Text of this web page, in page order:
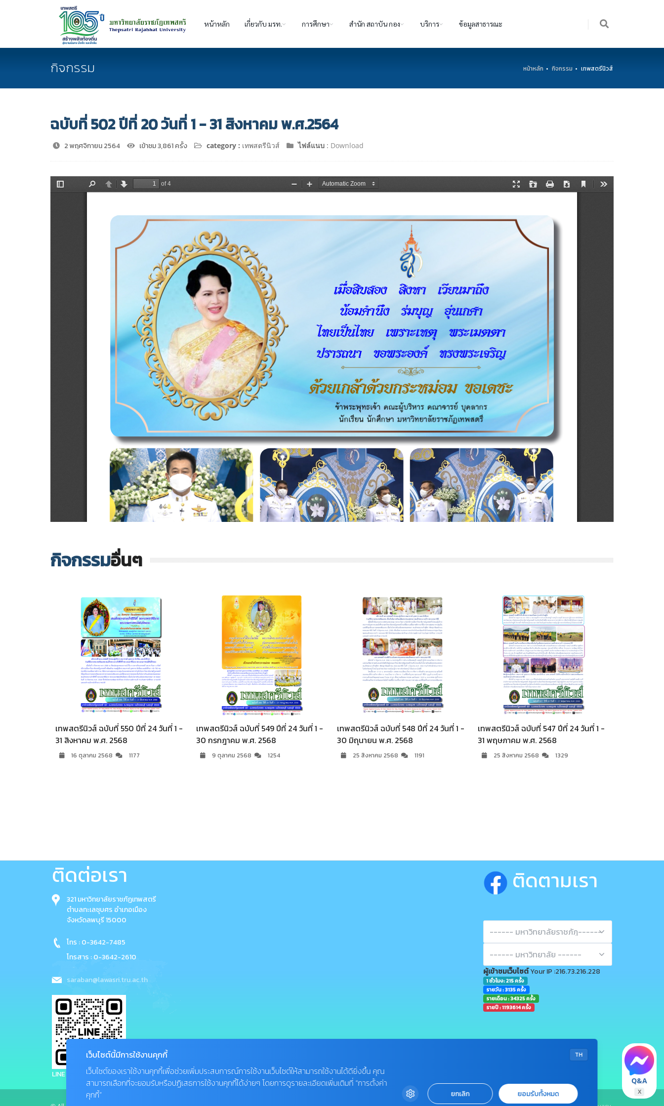
หน้าหลัก เกี่ยวกับ มรท. การศึกษา สำนัก สถาบัน กอง บริการ ข้อมูลสาธารณะ
กิจกรรม หน้าหลัก กิจกรรม เทพสตรีนิวส์
ฉบับที่ 502 ปีที่ 20 วันที่ 1 - 31 สิงหาคม พ.ศ.2564
2 พฤศจิกายน 2564 เข้าชม 3,861 ครั้ง category : เทพสตรีนิวส์ ไฟล์แนบ : Download
กิจกรรมอื่นๆ
เทพสตรีนิวส์ ฉบับที่ 553 ปีที่ 24 วันที่ 1 -
30 พฤศจิกายน พ.ศ.2568
9 มีนาคม 2569
เทพสตรีนิวส์ ฉบับที่ 552 ปีที่ 24 วันที่ 1 -
31 ตุลาคม พ.ศ. 2568
12 มกราคม 2569
ติดต่อเรา
321 มหาวิทยาลัยราชภัฏเทพสตรี
ตำบลทะเลชุบศร อำเภอเมือง
จังหวัดลพบุรี 15000
โทร : 0-3642-7485
โทรสาร : 0-3642-2610
saraban@lawasri.tru.ac.th
LINE : @thepsatri.tru
ติดตามเรา
ผู้เข้าชมเว็บไซต์Your IP :216.73.216.228
1 ชั่วโมง: 215 ครั้ง
รายวัน : 3135 ครั้ง
รายเดือน : 34325 ครั้ง
รายปี : 1193614 ครั้ง
Q&A
X
TH
เว็บไซต์นี้มีการใช้งานคุกกี้
เว็บไซต์ของเราใช้งานคุกกี้เพื่อช่วยเพิ่มประสบการณ์การใช้งานเว็บไซต์ให้สามารถใช้งานได้ดียิ่งขึ้น คุณ
สามารถเลือกที่จะยอมรับหรือปฏิเสธการใช้งานคุกกี้ได้ง่ายๆ โดยการดูรายละเอียดเพิ่มเติมที่ “การตั้งค่า
คุกกี้”
ยกเลิก ยอมรับทั้งหมด